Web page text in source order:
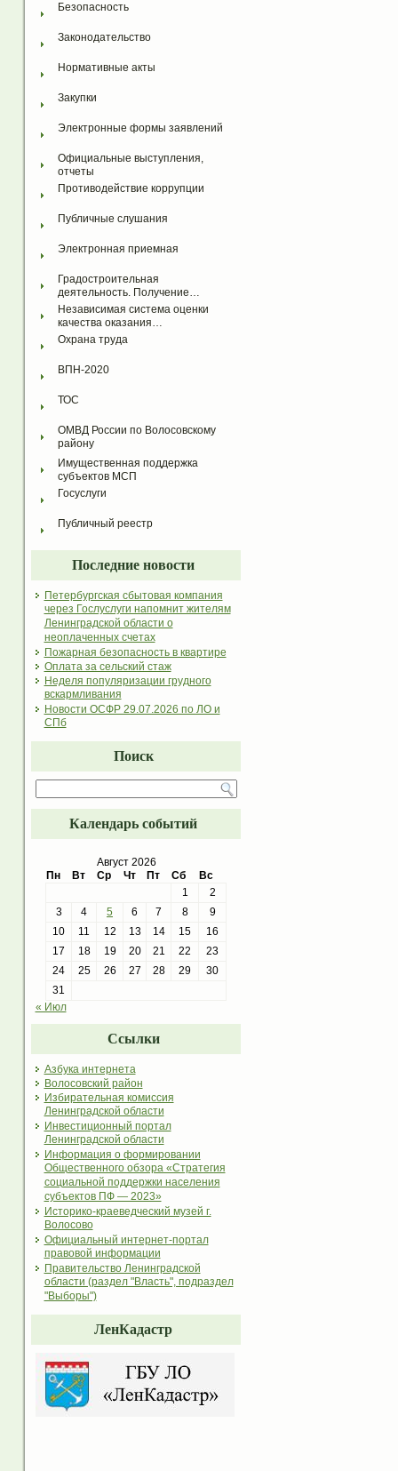
Безопасность
Законодательство
Нормативные акты
Закупки
Электронные формы заявлений
Официальные выступления,
отчеты
Противодействие коррупции
Публичные слушания
Электронная приемная
Градостроительная
деятельность. Получение…
Независимая система оценки
качества оказания…
Охрана труда
ВПН-2020
ТОС
ОМВД России по Волосовскому
району
Имущественная поддержка
субъектов МСП
Госуслуги
Публичный реестр
Последние новости
Петербургская сбытовая компания
через Гослуслуги напомнит жителям
Ленинградской области о
неоплаченных счетах
Пожарная безопасность в квартире
Оплата за сельский стаж
Неделя популяризации грудного
вскармливания
Новости ОСФР 29.07.2026 по ЛО и
СПб
Поиск
Календарь событий
Август 2026
Пн
Вт Ср Чт Пт Сб
Вс
1
2
3
4 5 6 7 8
9
10
11 12 13 14 15
16
17
18 19 20 21 22
23
24
25 26 27 28 29
30
31
« Июл
Ссылки
Азбука интернета
Волосовский район
Избирательная комиссия
Ленинградской области
Инвестиционный портал
Ленинградской области
Информация о формировании
Общественного обзора «Стратегия
социальной поддержки населения
субъектов ПФ — 2023»
Историко-краеведческий музей г.
Волосово
Официальный интернет-портал
правовой информации
Правительство Ленинградской
области (раздел "Власть", подраздел
"Выборы")
ЛенКадастр